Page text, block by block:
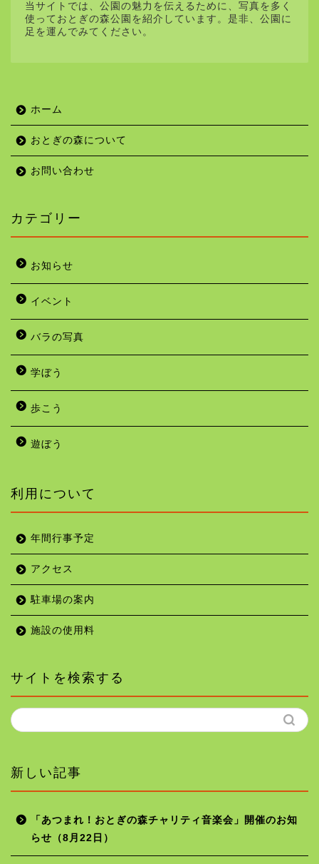
当サイトでは、公園の魅力を伝えるために、写真を多く
使っておとぎの森公園を紹介しています。是非、公園に
足を運んでみてください。
ホーム
おとぎの森について
お問い合わせ
カテゴリー
お知らせ
イベント
バラの写真
学ぼう
歩こう
遊ぼう
利用について
年間行事予定
アクセス
駐車場の案内
施設の使用料
サイトを検索する
新しい記事
「あつまれ！おとぎの森チャリティ音楽会」開催のお知
らせ（8月22日）